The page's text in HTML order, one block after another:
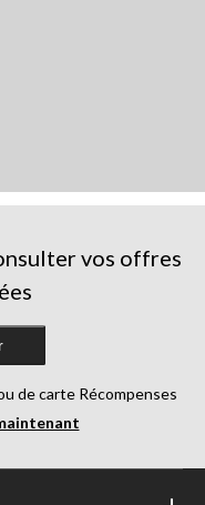
vos offres
de carte Récompenses